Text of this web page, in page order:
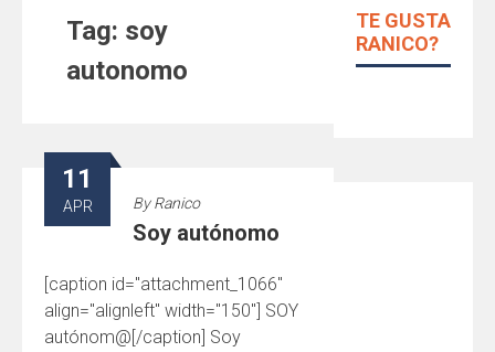
Tag: soy
autonomo
11
APR ByRanico
Soy autónomo
[caption id="attachment_1066"
align="alignleft" width="150"] SOY
autónom@[/caption] Soy
TE GUSTA
RANICO?